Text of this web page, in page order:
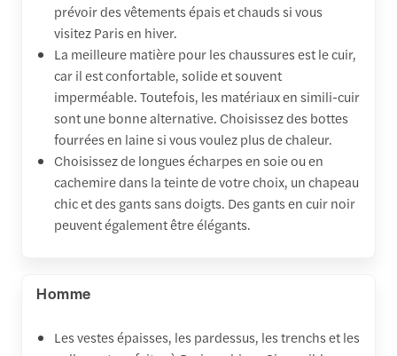
prévoir des vêtements épais et chauds si vous
visitez Paris en hiver.
La meilleure matière pour les chaussures est le cuir,
car il est confortable, solide et souvent
imperméable. Toutefois, les matériaux en simili-cuir
sont une bonne alternative. Choisissez des bottes
fourrées en laine si vous voulez plus de chaleur.
Choisissez de longues écharpes en soie ou en
cachemire dans la teinte de votre choix, un chapeau
chic et des gants sans doigts. Des gants en cuir noir
peuvent également être élégants.
Homme
Les vestes épaisses, les pardessus, les trenchs et les